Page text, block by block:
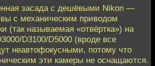
засада с дешёвыми Nikon —
с механическим приводом
(так называемая «отвёртка») на
D3100/D5000 (вроде все
неавтофокусными, потому что
эти камеры не оснащаются.